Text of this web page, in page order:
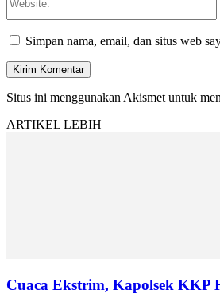
Simpan nama, email, dan situs web
Situs ini menggunakan Akismet untuk
ARTIKEL LEBIH
Cuaca Ekstrim, Kapolsek